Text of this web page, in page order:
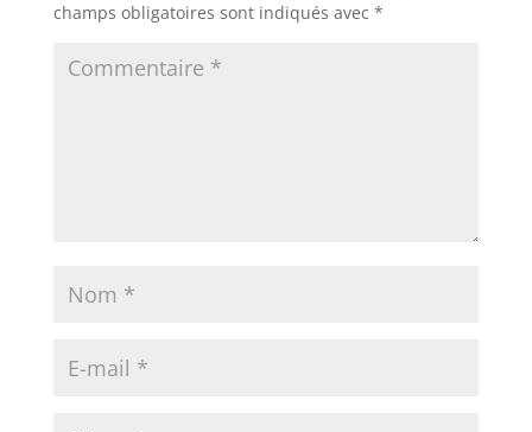
champs obligatoires sont indiqués avec *